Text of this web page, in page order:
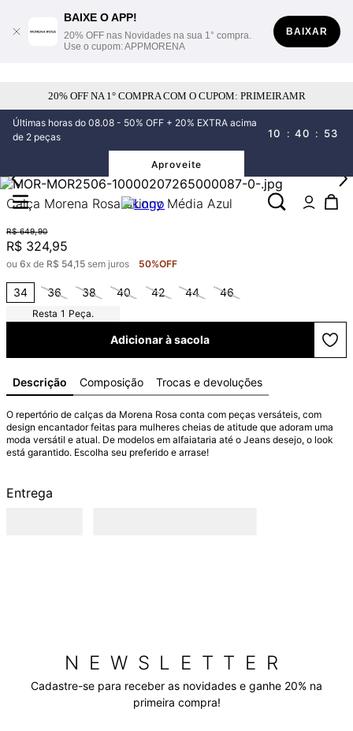
BAIXE O APP!
20% OFF nas Novidades na sua 1° compra.
Use o cupom: APPMORENA
BAIXAR
20% OFF NA 1° COMPRA COM O CUPOM: PRIMEIRAMR
Últimas horas do 08.08 - 50% OFF + 20% EXTRA acima
de 2 peças
10 : 40 : 53
Aproveite
Calça Morena Rosa Skinny Média Azul
R$ 649,90
R$ 324,95
ou 6x de R$ 54,15 sem juros 50%OFF
34 36 38 40 42 44 46
1 Peça.
Adicionar à sacola
Descrição Composição Trocas e devoluções
O repertório de calças da Morena Rosa conta com peças versáteis, com
design encantador feitas para mulheres cheias de atitude que adoram uma
moda versátil e atual. De modelos em alfaiataria até o Jeans desejo, o look
está garantido. Escolha seu preferido e arrase!
Entrega
NEWSLETTER
Cadastre-se para receber as novidades e ganhe 20% na
primeira compra!